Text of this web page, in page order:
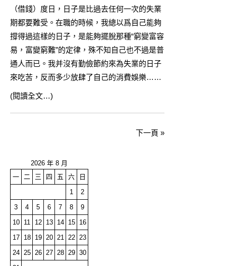
（借錢）度日，日子是比過去任何一次的失業
期都要難受。在職的時候，我總以爲自己能夠
撐得過這樣的日子，是能夠擺脫那種“窮變富容
易，富變窮難”的定律，殊不知自己也不過是普
通人而已。我并沒有勤儉節約來為失業的日子
來吃苦，反而多少放肆了自己的消費娛樂……
(閱讀全文…)
下一頁 »
2026 年 8 月
一
二 三 四 五 六
日
1
2
3
4 5 6 7 8
9
10
11 12 13 14 15
16
17
18 19 20 21 22
23
24
25 26 27 28 29 30